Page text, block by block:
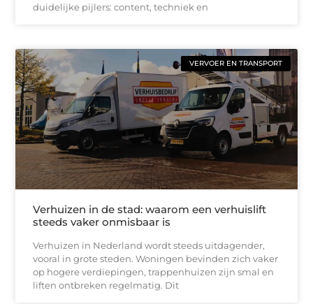
duidelijke pijlers: content, techniek en
VERVOER EN TRANSPORT
Verhuizen in de stad: waarom een verhuislift
steeds vaker onmisbaar is
Verhuizen in Nederland wordt steeds uitdagender,
vooral in grote steden. Woningen bevinden zich vaker
op hogere verdiepingen, trappenhuizen zijn smal en
liften ontbreken regelmatig. Dit